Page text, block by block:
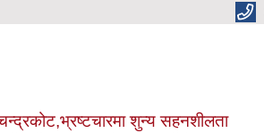
शुन्य सहनशीलता